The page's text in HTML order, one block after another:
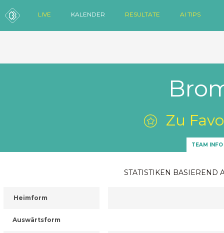
LIVE KALENDER RESULTATE AI TIPS
Zu
TEAM INFO
STATISTIKEN BASIEREND
Heimform
Auswärtsform